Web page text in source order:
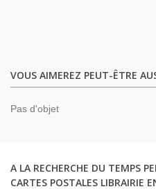
VOUS AIMEREZ PEUT-ÊTRE
Pas d'objet
A LA RECHERCHE DU TEMPS
CARTES POSTALES LIBRAIRIE